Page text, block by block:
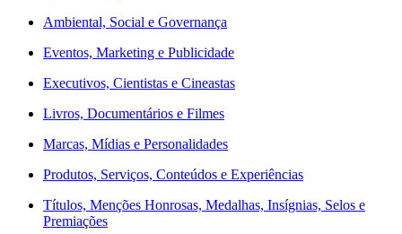
Ambiental, Social e Governança
Eventos, Marketing e Publicidade
Executivos, Cientistas e Cineastas
⁠Livros, Documentários e Filmes
Marcas, Mídias e Personalidades
⁠Produtos, Serviços, Conteúdos e Experiências
Títulos, Menções Honrosas, Medalhas, Insígnias, Selos e
Premiações